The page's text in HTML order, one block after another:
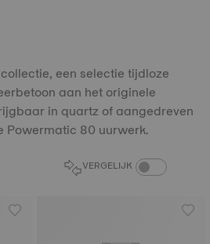
een selectie tijdloze
aan het originele
in quartz of aangedreven
Powermatic 80 uurwerk.
VERGELIJK PRODUCTEN